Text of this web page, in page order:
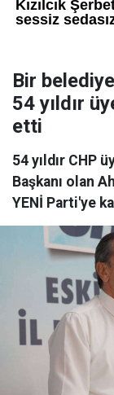
Bir
54 yıldır
etti
54 yıldır CHP
Başkanı olan
YENİ Parti'ye